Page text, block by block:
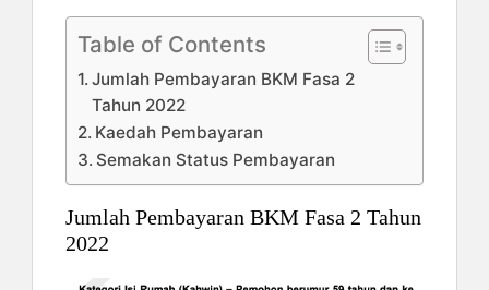
Table of Contents
Jumlah Pembayaran BKM Fasa 2
Tahun 2022
Kaedah Pembayaran
Semakan Status Pembayaran
Jumlah Pembayaran BKM Fasa 2 Tahun
2022